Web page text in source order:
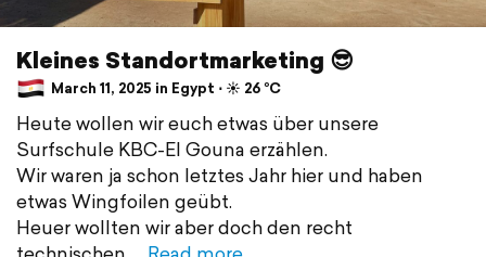
Kleines Standortmarketing 😎
March 11, 2025 in Egypt ⋅ ☀️ 26 °C
Heute wollen wir euch etwas über unsere
Surfschule KBC-El Gouna erzählen.
Wir waren ja schon letztes Jahr hier und haben
etwas Wingfoilen geübt.
Heuer wollten wir aber doch den recht